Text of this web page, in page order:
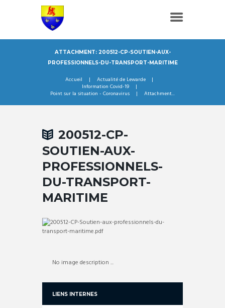
ATTACHMENT: 200512-CP-SOUTIEN-AUX-
PROFESSIONNELS-DU-TRANSPORT-MARITIME
Accueil
Actualité de Lewarde
Information Covid-19
Point sur la situation - Coronavirus
Attachment...
200512-CP-
SOUTIEN-AUX-
PROFESSIONNELS-
DU-TRANSPORT-
MARITIME
No image description ...
LIENS INTERNES